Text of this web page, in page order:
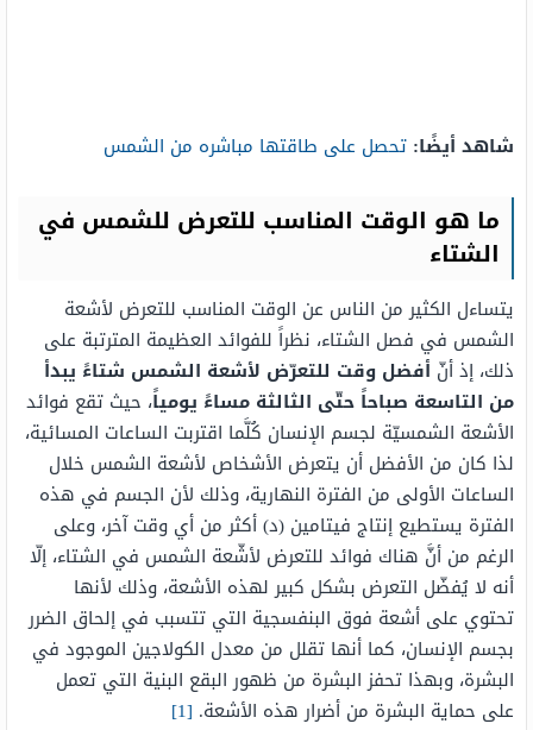
شاهد أيضًا: تحصل على طاقتها مباشره من الشمس
ما هو الوقت المناسب للتعرض للشمس في
الشتاء
يتساءل الكثير من الناس عن الوقت المناسب للتعرض لأشعة
الشمس في فصل الشتاء، نظراً للفوائد العظيمة المترتبة على
ذلك، إذ أنّ أفضل وقت للتعرّض لأشعة الشمس شتاءً يبدأ
من التاسعة صباحاً حتّى الثالثة مساءً يومياً، حيث تقع فوائد
الأشعة الشمسيّة لجسم الإنسان كُلَّما اقتربت الساعات المسائية،
لذا كان من الأفضل أن يتعرض الأشخاص لأشعة الشمس خلال
الساعات الأولى من الفترة النهارية، وذلك لأن الجسم في هذه
الفترة يستطيع إنتاج فيتامين (د) أكثر من أي وقت آخر، وعلى
الرغم من أنَّ هناك فوائد للتعرض لأشّعة الشمس في الشتاء، إلّا
أنه لا يُفضّل التعرض بشكل كبير لهذه الأشعة، وذلك لأنها
تحتوي على أشعة فوق البنفسجية التي تتسبب في إلحاق الضرر
بجسم الإنسان، كما أنها تقلل من معدل الكولاجين الموجود في
البشرة، وبهذا تحفز البشرة من ظهور البقع البنية التي تعمل
على حماية البشرة من أضرار هذه الأشعة. [1]